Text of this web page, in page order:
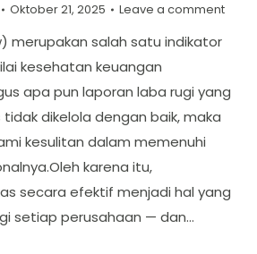
Oktober 21, 2025 Leave a comment
merupakan salah satu indikator
kesehatan keuangan
apa pun laporan laba rugi yang
tidak dikelola dengan baik, maka
kesulitan dalam memenuhi
karena itu,
secara efektif menjadi hal yang
setiap perusahaan — dan…